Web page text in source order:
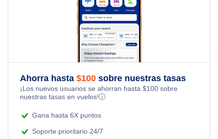
Flights from Toronto to Shanghai
Flights from Nueva York to Milán
Flights from Nueva York to Tel Aviv
Flights from Nueva York to Estanbul
Flights from Nueva York to Singapur
Kid Friendly Vacations
Honeymoon Vacations
Adventure Vacations
Reno Alquiler de coches
Reno Paquetes de vacaciones
Ahorra hasta $100 sobre nuestras tasas
¡Los nuevos usuarios se ahorran hasta $100 sobre
nuestras tasas en vuelos!ⓘ
Gana hasta 6X puntos
Soporte prioritario 24/7